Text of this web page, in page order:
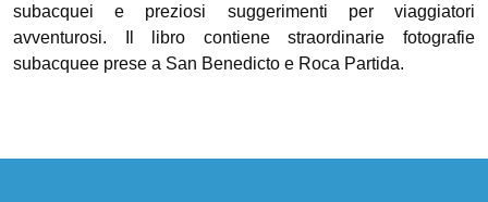
subacquei e preziosi suggerimenti per viaggiatori
avventurosi. Il libro contiene straordinarie fotografie
subacquee prese a San Benedicto e Roca Partida.